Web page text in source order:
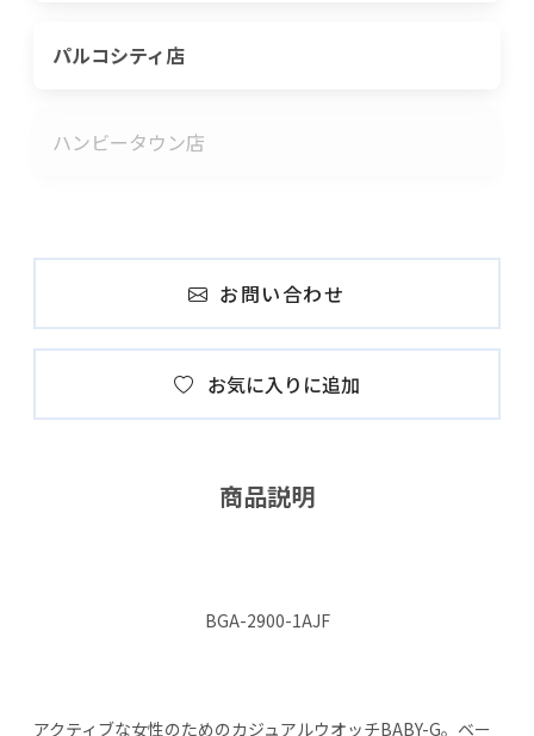
パルコシティ店
ハンビータウン店
お問い合わせ
お気に入りに追加
商品説明
BGA-2900-1AJF
アクティブな女性のためのカジュアルウオッチBABY-G。ベー